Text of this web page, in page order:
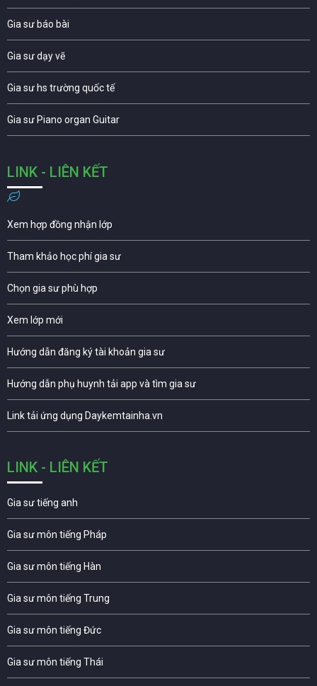
Gia sư báo bài
Gia sư dạy vẽ
Gia sư hs trường quốc tế
Gia sư Piano organ Guitar
LINK - LIÊN KẾT
Xem hợp đồng nhận lớp
Tham khảo học phí gia sư
Chọn gia sư phù hợp
Xem lớp mới
Hướng dẫn đăng ký tài khoản gia sư
Hướng dẫn phụ huynh tải app và tìm gia sư
Link tải ứng dụng Daykemtainha.vn
LINK - LIÊN KẾT
Gia sư tiếng anh
Gia sư môn tiếng Pháp
Gia sư môn tiếng Hàn
Gia sư môn tiếng Trung
Gia sư môn tiếng Đức
Gia sư môn tiếng Thái